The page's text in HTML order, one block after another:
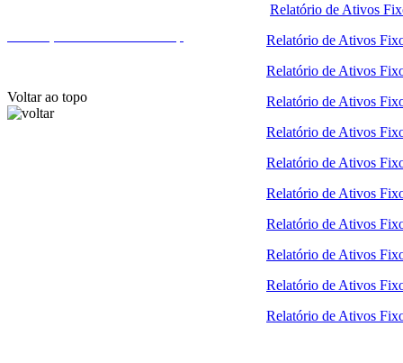
Relatório de Ativos
Relatório de Ativos
Relatório de Ativos
Relatório de Ativos
Relatório de Ativos
Relatório de Ativos
Relatório de Ativos
Relatório de Ativos
Relatório de Ativos
Relatório de Ativos
Relatório de Ativos
Voltar ao topo